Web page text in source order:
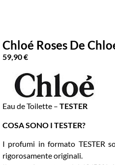
Chloé Roses De
59,90€
Eau de Toilette – TESTER
COSA SONO I TESTER?
I profumi in formato TESTER
rigorosamente originali.